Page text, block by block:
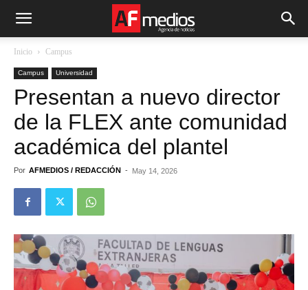
Inicio Campus
Campus Universidad
Presentan a nuevo director
de la FLEX ante comunidad
académica del plantel
Por AFMEDIOS / REDACCIÓN - May 14, 2026